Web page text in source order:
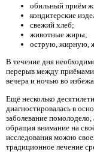
обильный приём
кондитерские
свежий хлеб;
животные жиры;
острую, жирную,
В течение дня
перерыв между приёмами
вечера и ночью во
Ещё несколько
диагностировалась в
заболевание
обращая внимание на
исследования можно
традиционное лечение